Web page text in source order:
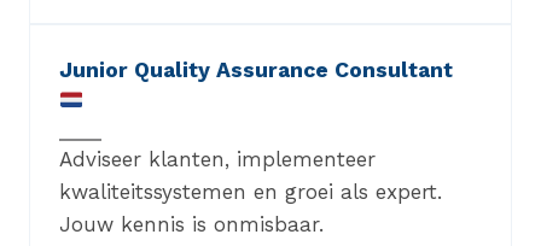
Junior Quality Assurance Consultant
Adviseer klanten, implementeer
kwaliteitssystemen en groei als expert.
Jouw kennis is onmisbaar.